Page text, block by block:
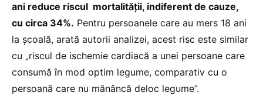
ani reduce riscul mortalității, indiferent de cauze,
cu circa 34%. Pentru persoanele care au mers 18 ani
la școală, arată autorii analizei, acest risc este similar
cu „riscul de ischemie cardiacă a unei persoane care
consumă în mod optim legume, comparativ cu o
persoană care nu mănâncă deloc legume”.